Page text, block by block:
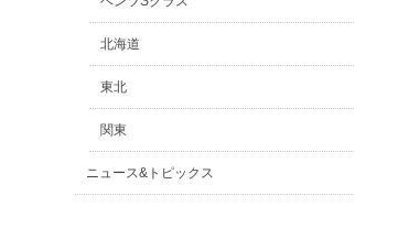
北海道
東北
関東
ニュース&トピックス